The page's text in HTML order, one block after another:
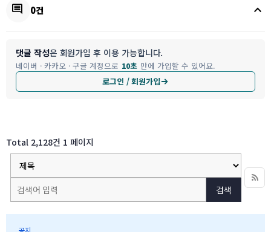
comment 0건 keyboard_arrow_up
댓글 작성은 회원가입 후 이용 가능합니다.
네이버 · 카카오 · 구글 계정으로 10초 만에 가입할 수 있어요.
로그인 / 회원가입
Total 2,128건 1 페이지
검색
공지